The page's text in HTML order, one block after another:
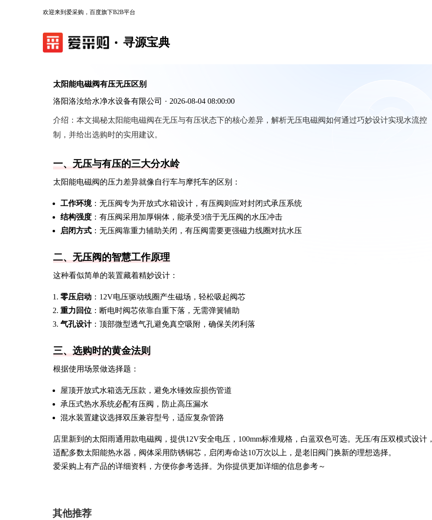
欢迎来到爱采购，百度旗下B2B平台
寻源宝典
太阳能电磁阀有压无压区别
洛阳洛汝给水净水设备有限公司 · 2026-08-04 08:00:00
介绍： 本文揭秘太阳能电磁阀在无压与有压状态下的核心差异，解析无压电磁阀如何通过巧妙设计实现水流控
制，并给出选购时的实用建议。
一、无压与有压的三大分水岭
太阳能电磁阀的压力差异就像自行车与摩托车的区别：
工作环境：无压阀专为开放式水箱设计，有压阀则应对封闭式承压系统
结构强度 ：有压阀采用加厚铜体，能承受3倍于无压阀的水压冲击
启闭方式 ：无压阀靠重力辅助关闭，有压阀需要更强磁力线圈对抗水压
二、无压阀的智慧工作原理
这种看似简单的装置藏着精妙设计：
零压启动 ：12V电压驱动线圈产生磁场，轻松吸起阀芯
重力回位 ：断电时阀芯依靠自重下落，无需弹簧辅助
气孔设计：顶部微型透气孔避免真空吸附，确保关闭利落
三、选购时的黄金法则
根据使用场景做选择题：
屋顶开放式水箱选无压款，避免水锤效应损伤管道
承压式热水系统必配有压阀，防止高压漏水
混水装置建议选择双压兼容型号，适应复杂管路
店里新到的太阳雨通用款电磁阀，提供12V安全电压，100mm标准规格，白蓝双色可选。无压/有压双模式设计，
适配多数太阳能热水器，阀体采用防锈铜芯，启闭寿命达10万次以上，是老旧阀门换新的理想选择。
爱采购上有产品的详细资料，方便你参考选择。为你提供更加详细的信息参考～
其他推荐